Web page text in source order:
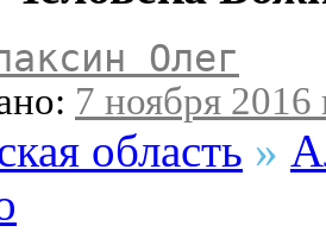
Олег
7 ноября 2016
область »